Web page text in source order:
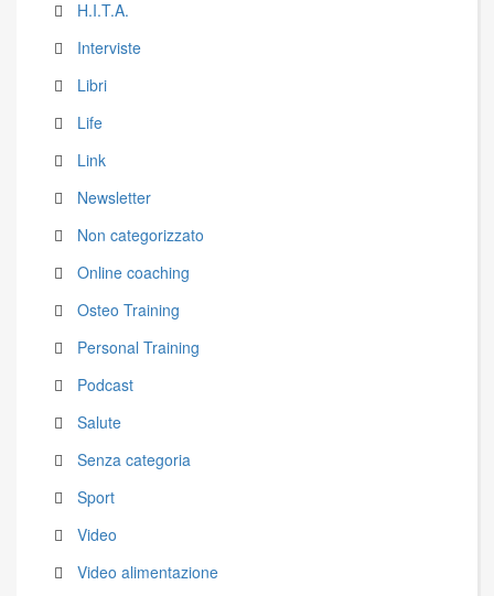
H.I.T.A.
Interviste
Libri
Life
Link
Newsletter
Non categorizzato
Online coaching
Osteo Training
Personal Training
Podcast
Salute
Senza categoria
Sport
Video
Video alimentazione